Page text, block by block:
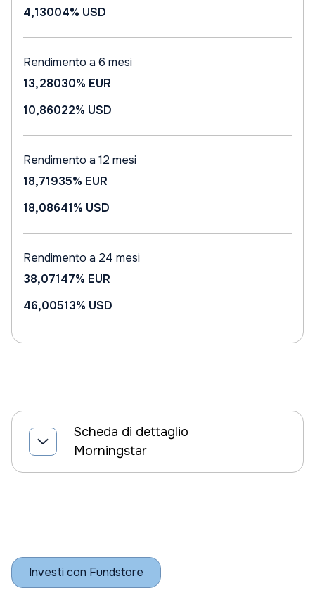
4,13004% USD
Rendimento a 6 mesi
13,28030% EUR
10,86022% USD
Rendimento a 12 mesi
18,71935% EUR
18,08641% USD
Rendimento a 24 mesi
38,07147% EUR
46,00513% USD
Scheda di dettaglio
Morningstar
Investi con Fundstore